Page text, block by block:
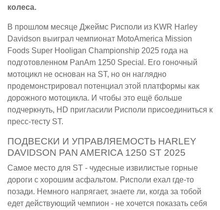
колеса.
В прошлом месяце Джеймс Рисполи из KWR Harley
Davidson выиграл чемпионат MotoAmerica Mission
Foods Super Hooligan Championship 2025 года на
подготовленном PanAm 1250 Special. Его гоночный
мотоцикл не основан на ST, но он наглядно
продемонстрировал потенциал этой платформы как
дорожного мотоцикла. И чтобы это ещё больше
подчеркнуть, HD пригласили Рисполи присоединиться к
пресс-тесту ST.
ПОДВЕСКИ И УПРАВЛЯЕМОСТЬ HARLEY
DAVIDSON PAN AMERICA 1250 ST 2025
Самое место для ST - чудесные извилистые горные
дороги с хорошим асфальтом. Рисполи ехал где-то
позади. Немного напрягает, знаете ли, когда за тобой
едет действующий чемпион - не хочется показать себя